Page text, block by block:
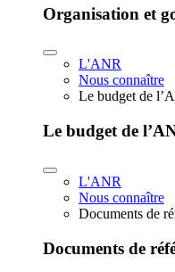
Organisation et
L'ANR
Nous connaître
Le budget de
Le budget de
L'ANR
Nous connaître
Documents de
Documents de